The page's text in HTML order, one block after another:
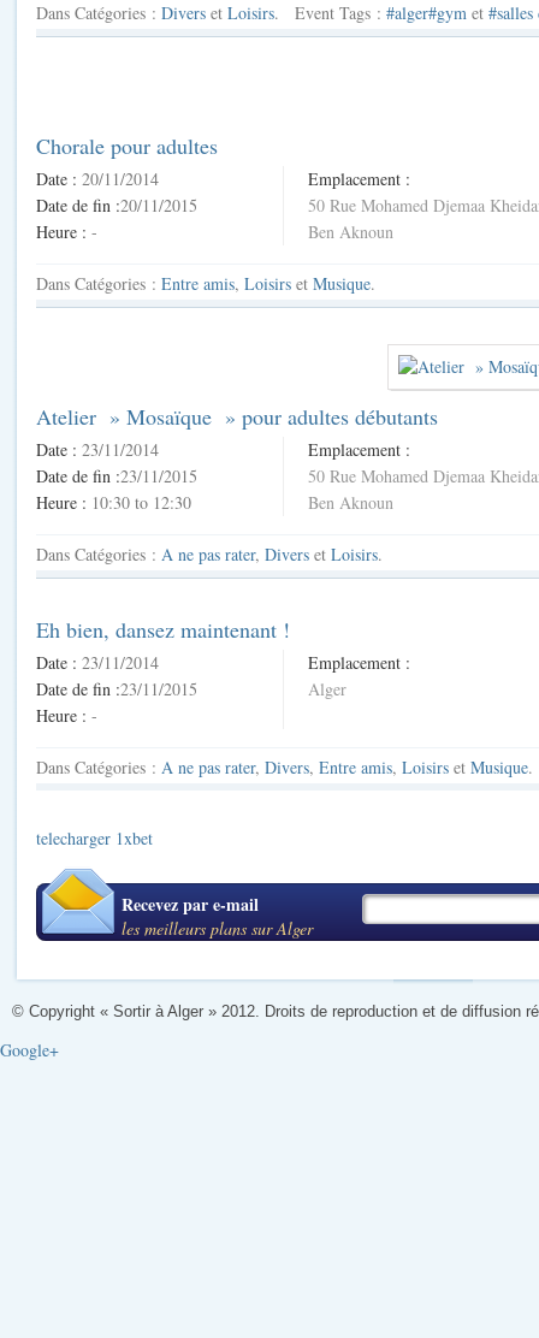
Dans Catégories : Divers et Loisirs. Event Tags : #alger#gym et #salles
Chorale pour adultes
Date : 20/11/2014
Date de fin :20/11/2015
Heure : -
Emplacement :
50 Rue Mohamed Djemaa
Ben Aknoun
Dans Catégories : Entre amis, Loisirs et Musique.
Atelier » Mosaïque » pour adultes débutants
Date : 23/11/2014
Date de fin :23/11/2015
Heure : 10:30 to 12:30
Emplacement :
50 Rue Mohamed Djemaa
Ben Aknoun
Dans Catégories : A ne pas rater, Divers et Loisirs.
Eh bien, dansez maintenant !
Date : 23/11/2014
Date de fin :23/11/2015
Heure : -
Emplacement :
Alger
Dans Catégories : A ne pas rater, Divers, Entre amis, Loisirs et Musique.
telecharger 1xbet
Recevez par e-mail
les meilleurs plans sur Alger
© Copyright « Sortir à Alger » 2012. Droits de reproduction et de diffusion
Google+